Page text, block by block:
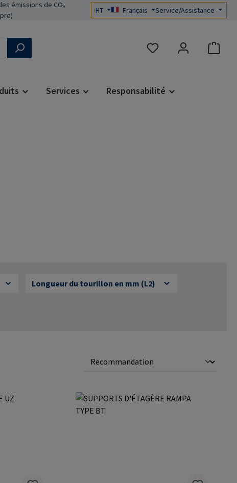
émissions de CO₂
HT Français Service/Assistance
Vous avez 0 articles
Services Responsabilité
Longueur du tourillon en mm (L2)